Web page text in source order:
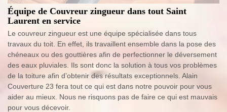
Équipe de Couvreur zingueur dans tout Saint
Laurent en service
Le couvreur zingueur est une équipe spécialisée dans tous
travaux du toit. En effet, ils travaillent ensemble dans la pose des
chéneaux ou des gouttières afin de perfectionner le déversement
des eaux pluviales. Ils sont donc la solution à tous vos problèmes
de la toiture afin d’obtenir des résultats exceptionnels. Alain
Couverture 23 fera tout ce qui est dans notre pouvoir pour vous
aider au mieux. Nous ne risquons pas de faire ce qui est mauvais
pour vous décevoir.